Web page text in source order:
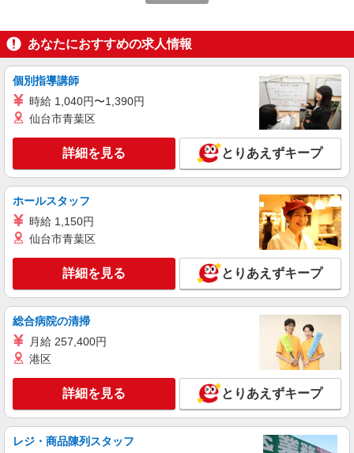
ソフトバンク田原町店
ソフトバンクショップの携帯販売スタッフ
月給 220,000円 〜 350,000円 固定残業代:
20,000円 〜 20,000円（10時間相当） ＊時間外手
当は時間外労働の有無にかかわらず、固定残業代
として支給し、相当時間を超える時間外労働分は
法定どおり追加で支給します。 試用期間あり 6ヶ
月 ※経験・能力による 【試用期間】月給 220000
円 〜 350000 円
■ソフトバンク田原町店 東京都 台東区 寿4丁
キープ 詳細を見る
紹介予定派遣
株式会社日本パーソナルビジネス 首都圏支社（T11_1409）
≪携帯販売｜家電量販店のauコーナー≫
時給1700円〜1800円 ◆交通費規定支給◆直雇
用へ切替後：月給286,200円＋交通費
東京都台東区上野
キープ 詳細を見る
派遣社員
株式会社日本パーソナルビジネス 首都圏支社（KT01_01423）
楽天モバイル／浅草店／未経験ok／髪型自由
時給1600円 ◆一律交通費含む
東京都台東区
あなたにおすすめの求人情報
個別指導講師
時給 1,040円〜1,390円
仙台市青葉区
詳細を見る とりあえずキープ
ホールスタッフ
時給 1,150円
仙台市青葉区
詳細を見る とりあえずキープ
総合病院の清掃
月給 257,400円
港区
詳細を見る とりあえずキープ
レジ・商品陳列スタッフ